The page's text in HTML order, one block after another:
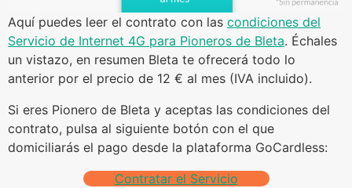
Aquí puedes leer el contrato con las condiciones del
Servicio de Internet 4G para Pioneros de Bleta. Échales
un vistazo, en resumen Bleta te ofrecerá todo lo
anterior por el precio de 12 € al mes (IVA incluido).
Si eres Pionero de Bleta y aceptas las condiciones del
contrato, pulsa al siguiente botón con el que
domiciliarás el pago desde la plataforma GoCardless:
Contratar el Servicio